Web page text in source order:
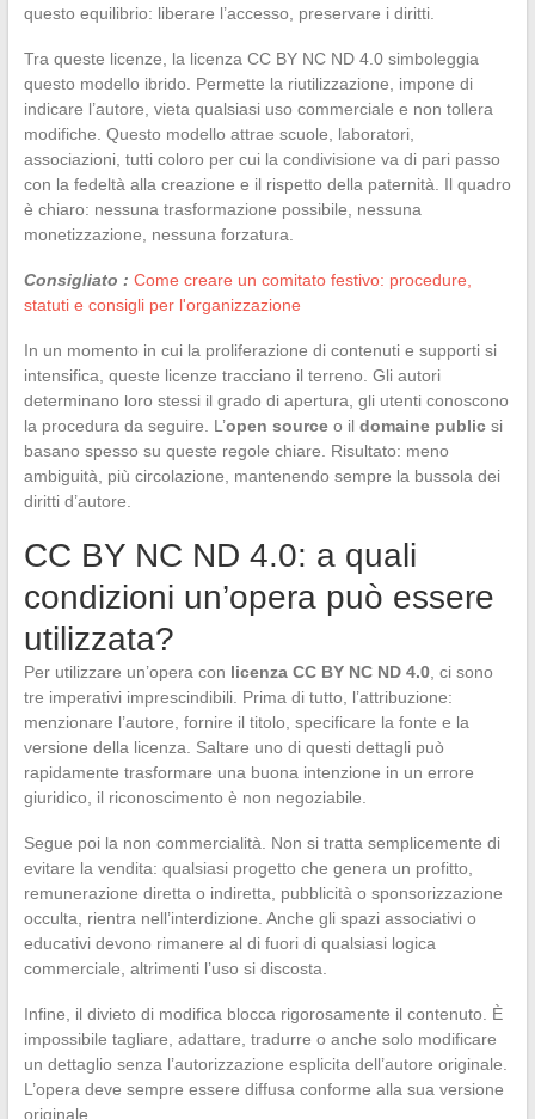
questo equilibrio: liberare l’accesso, preservare i diritti.
Tra queste licenze, la licenza CC BY NC ND 4.0 simboleggia
questo modello ibrido. Permette la riutilizzazione, impone di
indicare l’autore, vieta qualsiasi uso commerciale e non tollera
modifiche. Questo modello attrae scuole, laboratori,
associazioni, tutti coloro per cui la condivisione va di pari passo
con la fedeltà alla creazione e il rispetto della paternità. Il quadro
è chiaro: nessuna trasformazione possibile, nessuna
monetizzazione, nessuna forzatura.
Consigliato : Come creare un comitato festivo: procedure,
statuti e consigli per l'organizzazione
In un momento in cui la proliferazione di contenuti e supporti si
intensifica, queste licenze tracciano il terreno. Gli autori
determinano loro stessi il grado di apertura, gli utenti conoscono
la procedura da seguire. L’open sourceo il domaine publicsi
basano spesso su queste regole chiare. Risultato: meno
ambiguità, più circolazione, mantenendo sempre la bussola dei
diritti d’autore.
CC BY NC ND 4.0: a quali
condizioni un’opera può essere
utilizzata?
Per utilizzare un’opera con licenza CC BY NC ND 4.0, ci sono
tre imperativi imprescindibili. Prima di tutto, l’attribuzione:
menzionare l’autore, fornire il titolo, specificare la fonte e la
versione della licenza. Saltare uno di questi dettagli può
rapidamente trasformare una buona intenzione in un errore
giuridico, il riconoscimento è non negoziabile.
Segue poi la non commercialità. Non si tratta semplicemente di
evitare la vendita: qualsiasi progetto che genera un profitto,
remunerazione diretta o indiretta, pubblicità o sponsorizzazione
occulta, rientra nell’interdizione. Anche gli spazi associativi o
educativi devono rimanere al di fuori di qualsiasi logica
commerciale, altrimenti l’uso si discosta.
Infine, il divieto di modifica blocca rigorosamente il contenuto. È
impossibile tagliare, adattare, tradurre o anche solo modificare
un dettaglio senza l’autorizzazione esplicita dell’autore originale.
L’opera deve sempre essere diffusa conforme alla sua versione
originale.